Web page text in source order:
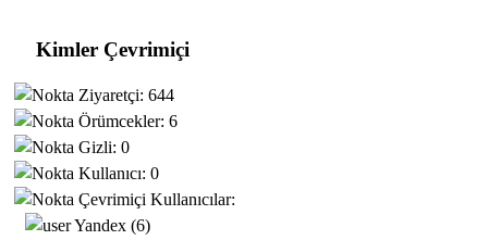
Kimler Çevrimiçi
Ziyaretçi: 644
Örümcekler: 6
Gizli: 0
Kullanıcı: 0
Çevrimiçi Kullanıcılar:
Yandex (6)